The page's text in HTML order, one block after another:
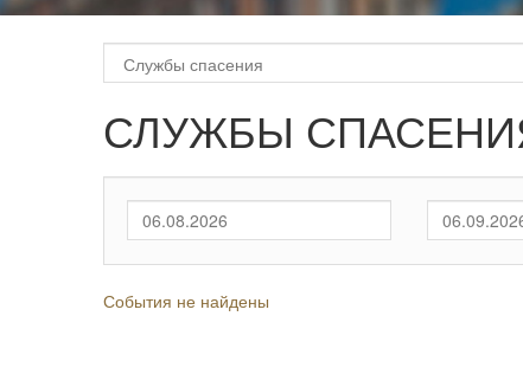
СЛУЖБЫ
События не найдены